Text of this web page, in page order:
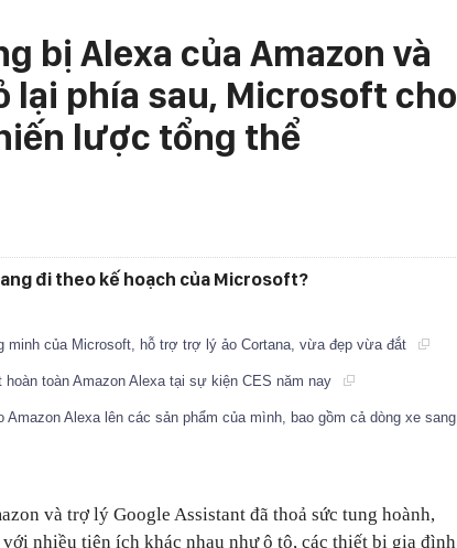
bị Alexa của Amazon và
lại phía sau, Microsoft cho
lược tổng thể
đi theo kế hoạch của Microsoft?
minh của Microsoft, hỗ trợ trợ lý ảo Cortana, vừa đẹp vừa đắt
toàn Amazon Alexa tại sự kiện CES năm nay
Alexa lên các sản phẩm của mình, bao gồm cả dòng xe sang
và trợ lý Google Assistant đã thoả sức tung hoành,
nhiều tiện ích khác nhau như ô tô, các thiết bị gia đình